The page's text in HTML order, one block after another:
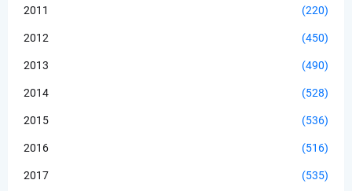
2011 (220)
2012 (450)
2013 (490)
2014 (528)
2015 (536)
2016 (516)
2017 (535)